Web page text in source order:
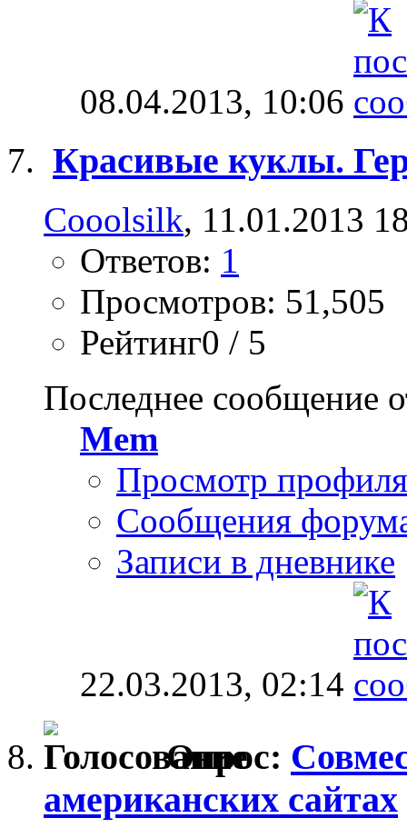
08.04.2013, 10:06
Красивые куклы.
Cooolsilk, 11.01.2013
Ответов: 1
Просмотров: 51,505
Рейтинг0 / 5
Последнее сообщение
Mem
Просмотр профиля
Сообщения
Записи в дневнике
22.03.2013, 02:14
Опрос:
американских сайтах